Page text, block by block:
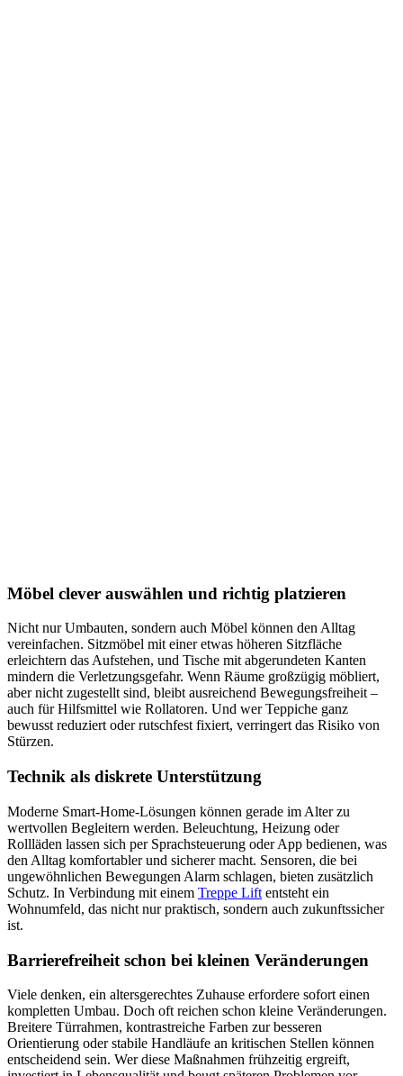
Möbel clever auswählen und richtig platzieren
Nicht nur Umbauten, sondern auch Möbel können den Alltag
vereinfachen. Sitzmöbel mit einer etwas höheren Sitzfläche
erleichtern das Aufstehen, und Tische mit abgerundeten Kanten
mindern die Verletzungsgefahr. Wenn Räume großzügig möbliert,
aber nicht zugestellt sind, bleibt ausreichend Bewegungsfreiheit –
auch für Hilfsmittel wie Rollatoren. Und wer Teppiche ganz
bewusst reduziert oder rutschfest fixiert, verringert das Risiko von
Stürzen.
Technik als diskrete Unterstützung
Moderne Smart-Home-Lösungen können gerade im Alter zu
wertvollen Begleitern werden. Beleuchtung, Heizung oder
Rollläden lassen sich per Sprachsteuerung oder App bedienen, was
den Alltag komfortabler und sicherer macht. Sensoren, die bei
ungewöhnlichen Bewegungen Alarm schlagen, bieten zusätzlich
Schutz. In Verbindung mit einem Treppe Lift entsteht ein
Wohnumfeld, das nicht nur praktisch, sondern auch zukunftssicher
ist.
Barrierefreiheit schon bei kleinen Veränderungen
Viele denken, ein altersgerechtes Zuhause erfordere sofort einen
kompletten Umbau. Doch oft reichen schon kleine Veränderungen.
Breitere Türrahmen, kontrastreiche Farben zur besseren
Orientierung oder stabile Handläufe an kritischen Stellen können
entscheidend sein. Wer diese Maßnahmen frühzeitig ergreift,